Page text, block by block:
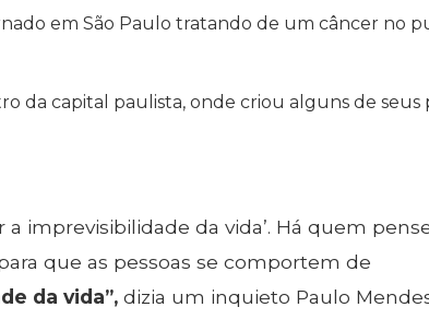
em São Paulo tratando de um câncer no
da capital paulista, onde criou alguns de seus
imprevisibilidade da vida’. Há quem
que as pessoas se comportem de
da vida”, dizia um inquieto Paulo